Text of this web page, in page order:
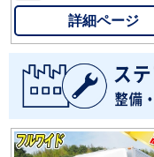
詳細ページ